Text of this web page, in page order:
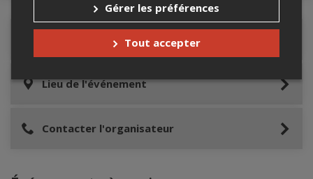
Détails de l'événement
Lieu de l'événement
Contacter l'organisateur
Gérer les préférences
Tout accepter